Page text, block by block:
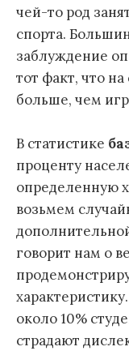
чей-то род
спорта.
заблуждение
тот факт, что
больше, чем
В статистике
проценту
определенную
возьмем
говорит нам о
около 10%
страдают